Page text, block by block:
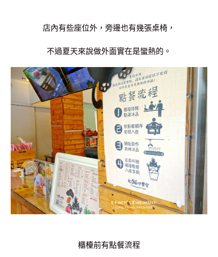
店內有些座位外，旁邊也有幾張桌椅，
不過夏天來說做外面實在是蠻熱的。
櫃檯前有點餐流程